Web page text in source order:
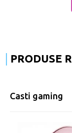
PRODUSE
Casti gaming